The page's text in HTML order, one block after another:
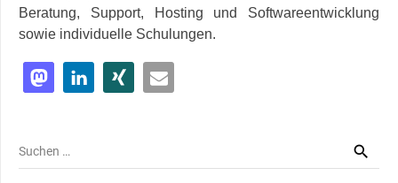
Beratung, Support, Hosting und Softwareentwicklung
sowie individuelle Schulungen.
Suchen
nach: